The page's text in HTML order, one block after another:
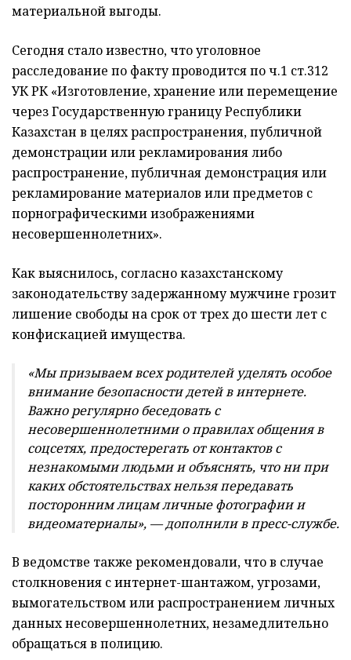
материальной выгоды.
Сегодня стало известно, что уголовное
расследование по факту проводится по ч.1 ст.312
УК РК «Изготовление, хранение или перемещение
через Государственную границу Республики
Казахстан в целях распространения, публичной
демонстрации или рекламирования либо
распространение, публичная демонстрация или
рекламирование материалов или предметов с
порнографическими изображениями
несовершеннолетних».
Как выяснилось, согласно казахстанскому
законодательству задержанному мужчине грозит
лишение свободы на срок от трех до шести лет с
конфискацией имущества.
«Мы призываем всех родителей уделять особое
внимание безопасности детей в интернете.
Важно регулярно беседовать с
несовершеннолетними о правилах общения в
соцсетях, предостерегать от контактов с
незнакомыми людьми и объяснять, что ни при
каких обстоятельствах нельзя передавать
посторонним лицам личные фотографии и
видеоматериалы», — дополнили в пресс-службе.
В ведомстве также рекомендовали, что в случае
столкновения с интернет-шантажом, угрозами,
вымогательством или распространением личных
данных несовершеннолетних, незамедлительно
обращаться в полицию.